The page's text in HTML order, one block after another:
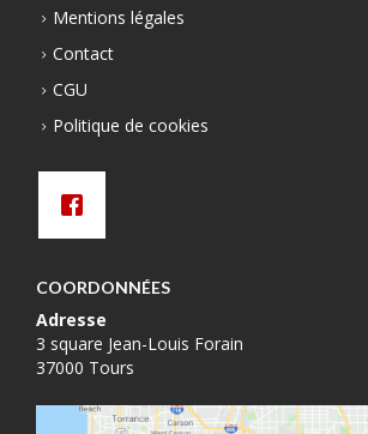
Mentions légales
Contact
CGU
Politique de cookies
COORDONNÉES
Adresse
3 square Jean-Louis Forain
37000 Tours